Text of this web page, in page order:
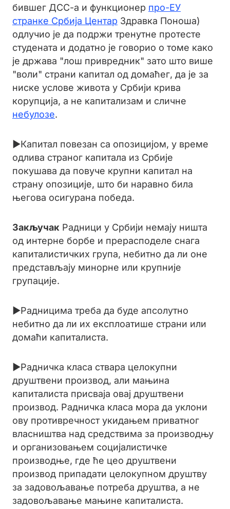
бившег ДСС-а и функционер про-ЕУ
странке Србија Центар Здравка Поноша)
oдлучио је да подржи тренутне протесте
студената и додатно је говорио о томе како
је држава "лош привредник" зато што више
"воли" страни капитал од домаћег, да је за
ниске услове живота у Србији крива
корупција, а не капитализам и сличне
небулозе.
►Капитал повезан са опозицијом, у време
одлива страног капитала из Србије
покушава да повуче крупни капитал на
страну опозиције, што би наравно била
његова осигурана победа.
Закључак Радници у Србији немају ништа
од интерне борбе и прерасподеле снага
капиталистичких група, небитно да ли оне
представљају минорне или крупније
групације.
►Радницима треба да буде апсолутно
небитно да ли их експлоатише страни или
домаћи капиталиста.
►Радничка класа ствара целокупни
друштвени производ, али мањина
капиталиста присваја овај друштвени
производ. Радничка класа мора да уклони
ову противречност укидањем приватног
власништва над средствима за производњу
и организовањем социјалистичке
производње, где ће цео друштвени
производ припадати целокупном друштву
за задовољавање потреба друштва, а не
задовољавање мањине капиталиста.